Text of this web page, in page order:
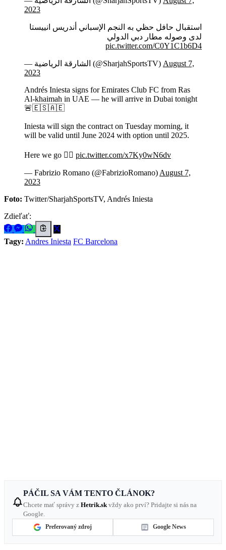
2023
استقبال حافل حظي به النجم الإسباني أندريس انييستا
لدى وصوله مطار دبي الدولي
pic.twitter.com/C0Y1C1b6D4
— الشارقة الرياضية (@SharjahSportsTV) August 7,
2023
Andrés Iniesta signs for Emirates Club FC from Ras
Al-khaimah in UAE — he will arrive in Dubai tonight
🚨🇪🇸🇦🇪
Iniesta will sign the contract on Tuesday morning, it
will be valid until June 2024 with option until 2025.
Here we go 🧞‍♂️ pic.twitter.com/x7Ky0wN6dv
— Fabrizio Romano (@FabrizioRomano) August 7,
2023
Foto: Twitter/SharjahSportsTV, Andrés Iniesta
Zdieľať:
Tagy: Andres Iniesta FC Barcelona
PÁČIL SA VÁM TENTO ČLÁNOK?
Chcete mať správy z Hetrik.sk vždy ako prví? Pridajte si nás na
Google.
Preferovaný zdroj Google News